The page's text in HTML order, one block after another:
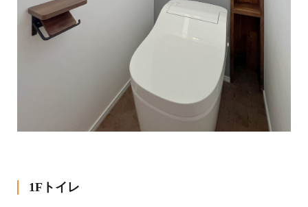
1Fトイレ